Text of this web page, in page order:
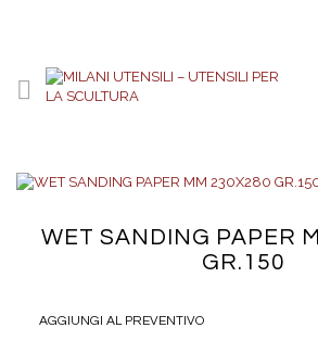
WET SANDING PAPER
GR.150
AGGIUNGI AL PREVENTIVO